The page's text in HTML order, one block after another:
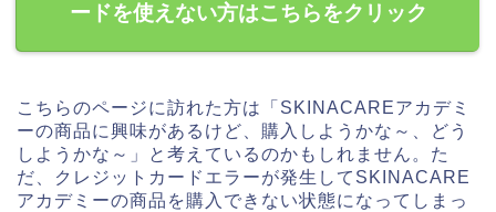
ードを使えない方はこちらをクリック
こちらのページに訪れた方は「SKINACAREアカデミ
ーの商品に興味があるけど、購入しようかな～、どう
しようかな～」と考えているのかもしれません。た
だ、クレジットカードエラーが発生してSKINACARE
アカデミーの商品を購入できない状態になってしまっ